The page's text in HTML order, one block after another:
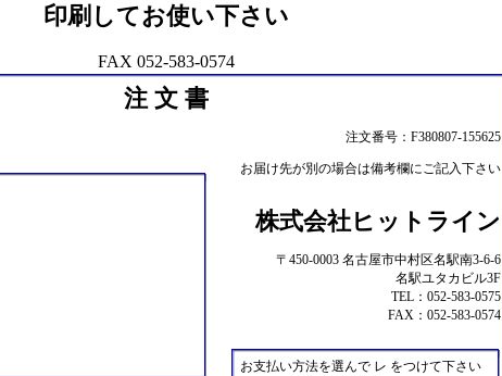
印刷してお使い下さい
FAX 052-583-0574
注 文 書
注文番号：F380807-155625
お届け先が別の場合は備考欄にご記入下さい
株式会社ヒットライン
〒450-0003 名古屋市中村区名駅南3-6-6
名駅ユタカビル3F
TEL：052-583-0575
FAX：052-583-0574
お支払い方法を選んで レ をつけて下さい